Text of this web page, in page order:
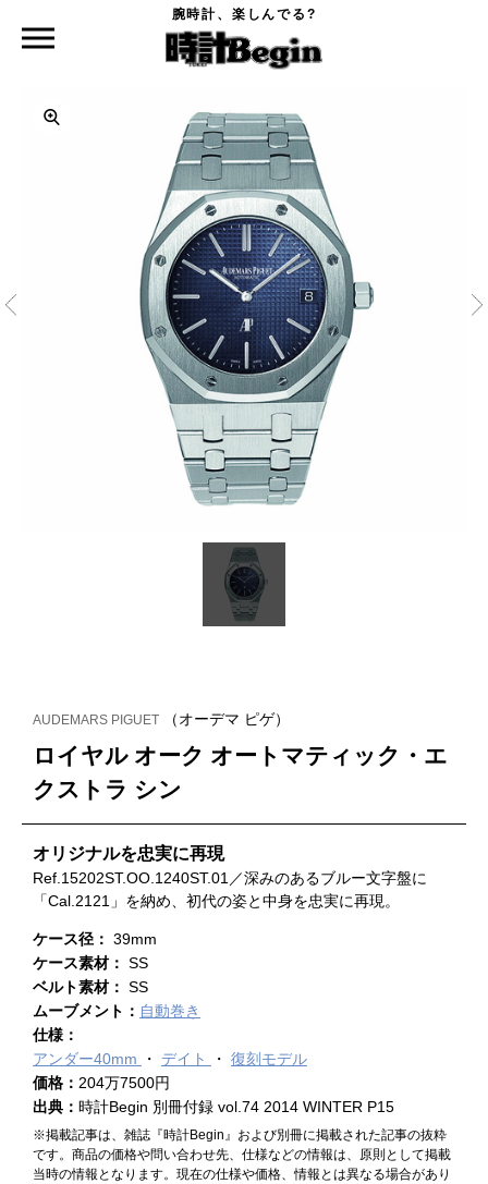
腕時計、楽しんでる?
AUDEMARS PIGUET
ロイヤル オーク オートマティック・エクストラ シン
AUDEMARS PIGUET （オーデマ ピゲ）
ロイヤル オーク オートマティック・エ
クストラ シン
オリジナルを忠実に再現
Ref.15202ST.OO.1240ST.01／深みのあるブルー文字盤に
「Cal.2121」を納め、初代の姿と中身を忠実に再現。
ケース径： 39mm
ケース素材： SS
ベルト素材： SS
ムーブメント： 自動巻き
仕様：
アンダー40mm
デイト
復刻モデル
価格： 204万7500円
出典： 時計Begin 別冊付録 vol.74 2014 WINTER P15
※掲載記事は、雑誌『時計Begin』および別冊に掲載された記事の抜粋
です。商品の価格や問い合わせ先、仕様などの情報は、原則として掲載
当時の情報となります。現在の仕様や価格、情報とは異なる場合があり